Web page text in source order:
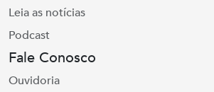
Leia as notícias
Podcast
Fale Conosco
Ouvidoria